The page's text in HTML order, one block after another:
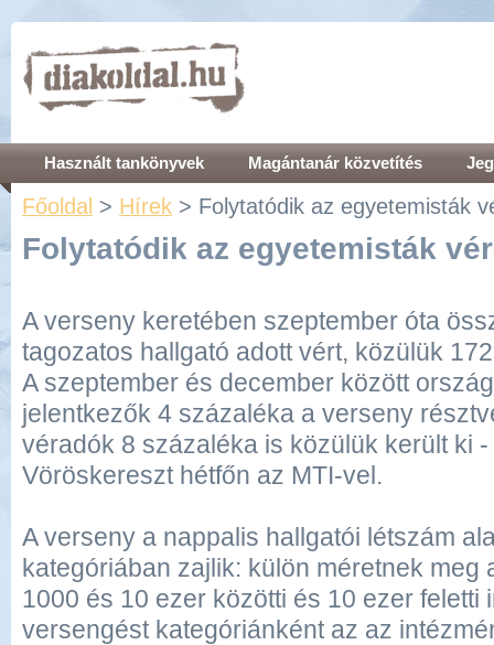
Használt tankönyvek Magántanár közvetítés
Főoldal > Hírek > Folytatódik az egyetemisták
Folytatódik az egyetemisták
A verseny keretében szeptember óta
tagozatos hallgató adott vért, közülük
A szeptember és december között
jelentkezők 4 százaléka a verseny
véradók 8 százaléka is közülük került ki
Vöröskereszt hétfőn az MTI-vel.
A verseny a nappalis hallgatói létszám
kategóriában zajlik: külön méretnek meg
1000 és 10 ezer közötti és 10 ezer feletti
versengést kategóriánként az az